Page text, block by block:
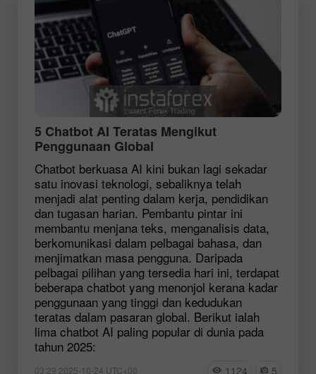
5 Chatbot AI Teratas Mengikut
Penggunaan Global
Chatbot berkuasa AI kini bukan lagi sekadar
satu inovasi teknologi, sebaliknya telah
menjadi alat penting dalam kerja, pendidikan
dan tugasan harian. Pembantu pintar ini
membantu menjana teks, menganalisis data,
berkomunikasi dalam pelbagai bahasa, dan
menjimatkan masa pengguna. Daripada
pelbagai pilihan yang tersedia hari ini, terdapat
beberapa chatbot yang menonjol kerana kadar
penggunaan yang tinggi dan kedudukan
teratas dalam pasaran global. Berikut ialah
lima chatbot AI paling popular di dunia pada
tahun 2025:
03:29 2025-10-24 UTC+00 1124 5